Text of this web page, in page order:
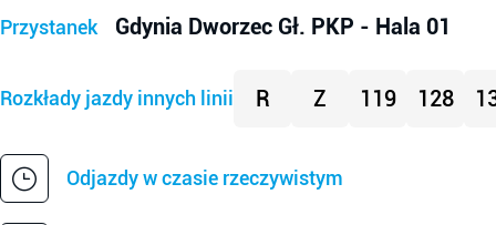
Przystanek Gdynia Dworzec Gł. PKP - Hala 01
Rozkłady jazdy innych linii R Z 119 128
Odjazdy w czasie rzeczywistym